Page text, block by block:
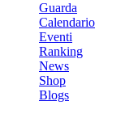
Guarda
Calendario
Eventi
Ranking
News
Shop
Blogs